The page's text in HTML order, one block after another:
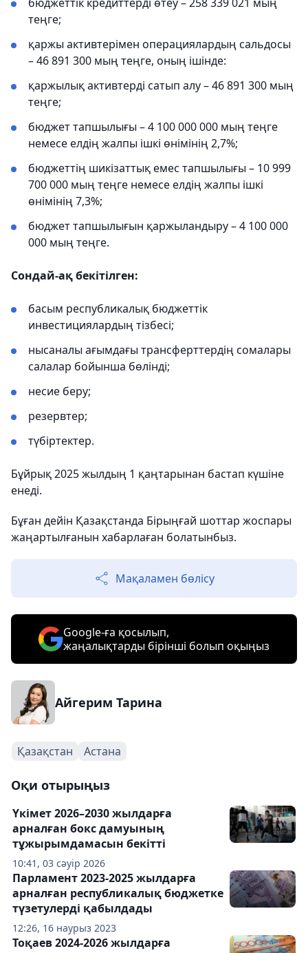
теңге;
қаржы активтерімен операциялардың сальдосы
– 46 891 300 мың теңге, оның ішінде:
қаржылық активтерді сатып алу – 46 891 300 мың
теңге;
бюджет тапшылығы – 4 100 000 000 мың теңге
немесе елдің жалпы ішкі өнімінің 2,7%;
бюджеттің шикізаттық емес тапшылығы – 10 999
700 000 мың теңге немесе елдің жалпы ішкі
өнімінің 7,3%;
бюджет тапшылығын қаржыландыру – 4 100 000
000 мың теңге.
Сондай-ақ бекітілген:
басым республикалық бюджеттік
инвестициялардың тізбесі;
нысаналы ағымдағы трансферттердің сомалары
салалар бойынша бөлінді;
несие беру;
резервтер;
түбіртектер.
Бұйрық 2025 жылдың 1 қаңтарынан бастап күшіне
енеді.
Бұған дейін Қазақстанда Бірыңғай шоттар жоспары
жаңартылғанын хабарлаған болатынбыз.
Мақаламен бөлісу
Google-ға қосылып,
жаңалықтарды бірінші болып оқыңыз
Айгерим Тарина
Қазақстан Астана
Оқи отырыңыз
10:41, 03 сәуір 2026
Үкімет 2026–2030 жылдарға
арналған бокс дамуының
тұжырымдамасын бекітті
12:26, 16 наурыз 2023
Парламент 2023-2025 жылдарға
арналған республикалық бюджетке
түзетулерді қабылдады
Тоқаев 2024-2026 жылдарға